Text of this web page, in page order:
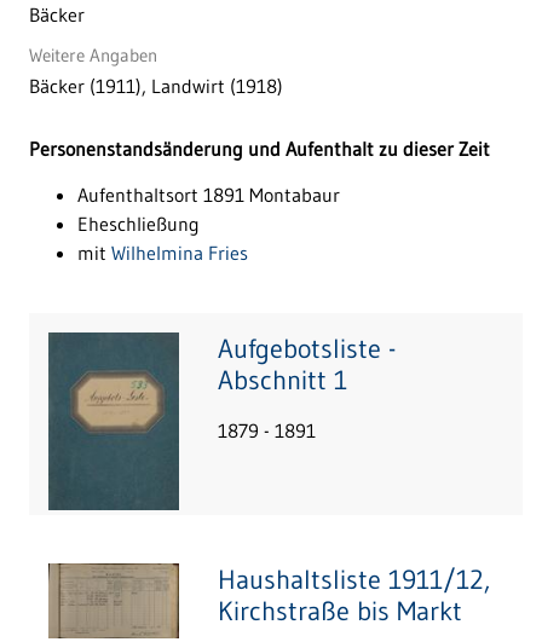
Personenstandsänderung und Aufenthalt zu dieser Zeit
Aufenthaltsort 1891 Montabaur
Eheschließung
mit Wilhelmina Fries
Bäcker
Weitere Angaben
Bäcker (1911), Landwirt (1918)
Aufgebotsliste -
Abschnitt 1
1879 - 1891
Haushaltsliste 1911/12,
Kirchstraße bis Markt